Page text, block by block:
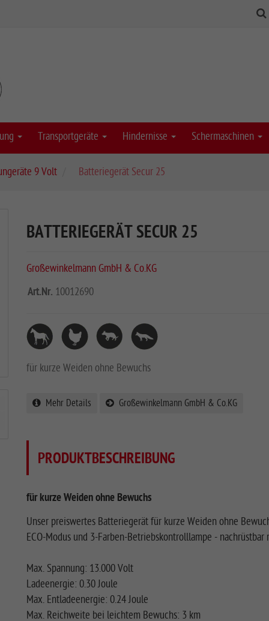
Transportgeräte Hindernisse Schermaschinen
9 Volt Batteriegerät Secur 25
BATTERIEGERÄT SECUR 25
Großewinkelmann GmbH & Co.KG
Art.Nr. 10012690
für kurze Weiden ohne Bewuchs
Mehr Details Großewinkelmann GmbH & Co.KG
PRODUKTBESCHREIBUNG
für kurze Weiden ohne Bewuchs
Unser preiswertes Batteriegerät für kurze Weiden ohne
ECO-Modus und 3-Farben-Betriebskontrolllampe -
Max. Spannung: 13.000 Volt
Ladeenergie: 0.30 Joule
Max. Entladeenergie: 0.24 Joule
Max. Reichweite bei leichtem Bewuchs: 3 km